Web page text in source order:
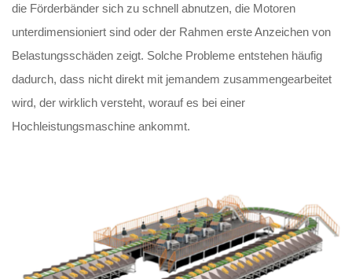
die Förderbänder sich zu schnell abnutzen, die Motoren
unterdimensioniert sind oder der Rahmen erste Anzeichen von
Belastungsschäden zeigt. Solche Probleme entstehen häufig
dadurch, dass nicht direkt mit jemandem zusammengearbeitet
wird, der wirklich versteht, worauf es bei einer
Hochleistungsmaschine ankommt.